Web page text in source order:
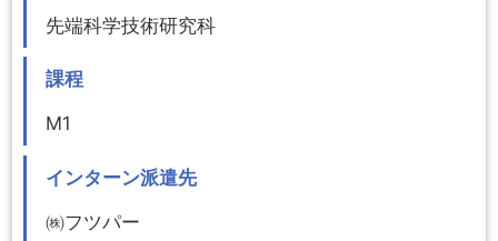
先端科学技術研究科
課程
M1
インターン派遣先
㈱フツパー